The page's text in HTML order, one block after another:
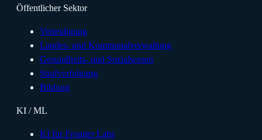
Öffentlicher Sektor
Verteidigung
Landes- und Kommunalverwaltung
Gesundheits- und Sozialwesen
Strafverfolgung
Bildung
KI / ML
KI für Frontier Labs